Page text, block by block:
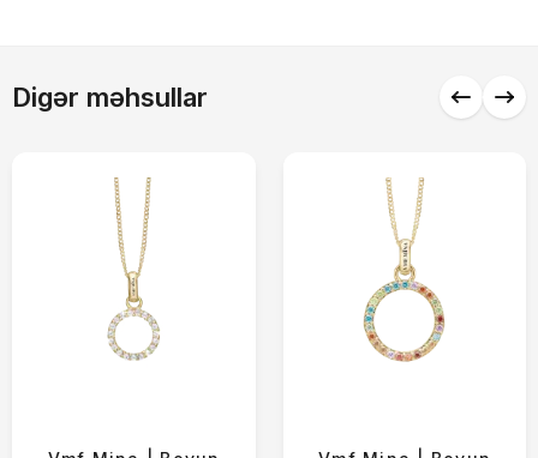
Digər məhsullar
Yekun məbləğ